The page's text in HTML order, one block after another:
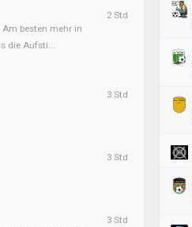
besten mehr in
die Aufsti...
2 Std
3 Std
3 Std
3 Std